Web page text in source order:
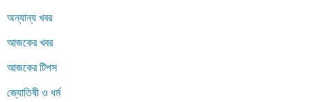
অন্যান্য খবর
আজকের খবর
আজকের টিপস
জ্যোতিষী ও ধর্ম